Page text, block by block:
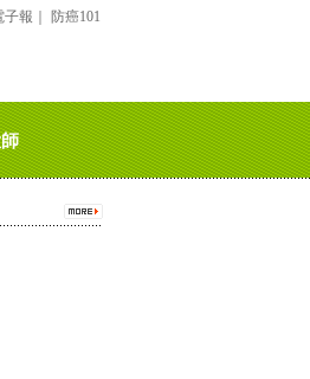
子報 防癌101